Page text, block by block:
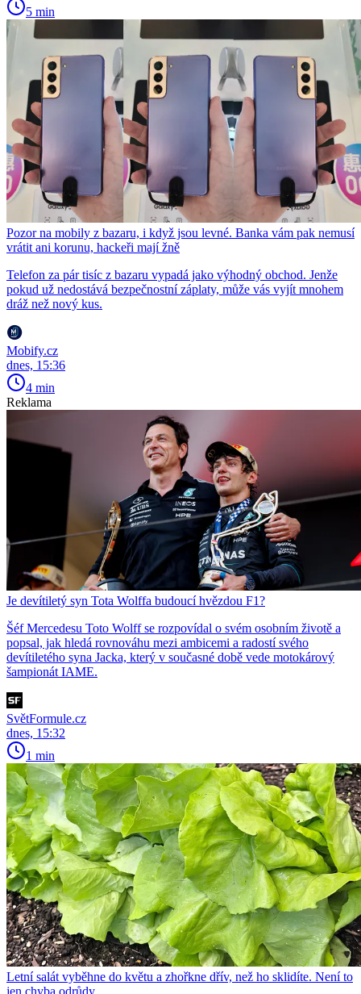
5 min
Pozor na mobily z bazaru, i když jsou levné. Banka vám pak nemusí
vrátit ani korunu, hackeři mají žně
Telefon za pár tisíc z bazaru vypadá jako výhodný obchod. Jenže
pokud už nedostává bezpečnostní záplaty, může vás vyjít mnohem
dráž než nový kus.
Mobify.cz
dnes, 15:36
4 min
Reklama
Je devítiletý syn Tota Wolffa budoucí hvězdou F1?
Šéf Mercedesu Toto Wolff se rozpovídal o svém osobním životě a
popsal, jak hledá rovnováhu mezi ambicemi a radostí svého
devítiletého syna Jacka, který v současné době vede motokárový
šampionát IAME.
SvětFormule.cz
dnes, 15:32
1 min
Letní salát vyběhne do květu a zhořkne dřív, než ho sklidíte. Není to